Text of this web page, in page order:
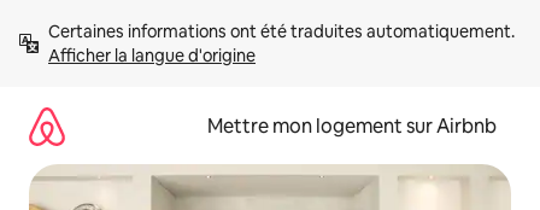
directement
Afficher la langue d'origine
Mettre mon logement sur Airbnb